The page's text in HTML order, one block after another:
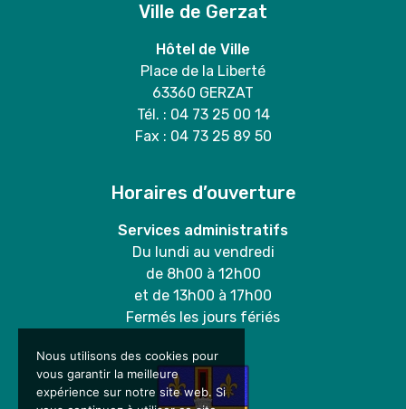
Ville de Gerzat
Hôtel de Ville
Place de la Liberté
63360 GERZAT
Tél. : 04 73 25 00 14
Fax : 04 73 25 89 50
Horaires d’ouverture
Services administratifs
Du lundi au vendredi
de 8h00 à 12h00
et de 13h00 à 17h00
Fermés les jours fériés
Nous utilisons des cookies pour
vous garantir la meilleure
expérience sur notre site web. Si